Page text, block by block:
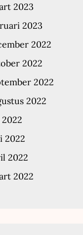
2023
2023
2022
2022
2022
2022
2022
2022
2022